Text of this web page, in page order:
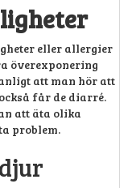
eller allergier
överexponering
att man hör att
får de diarré.
att äta olika
problem.